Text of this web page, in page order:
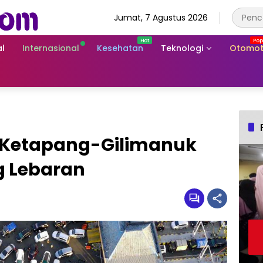
Jumat, 7 Agustus 2026
Internasional Kesehatan Teknologi
Gilimanuk
Lebaran